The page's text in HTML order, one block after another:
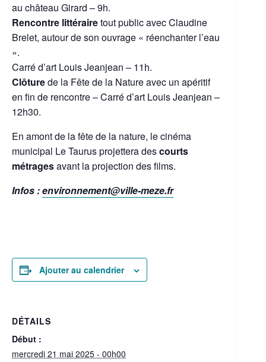
au château Girard – 9h.
Rencontre littérairetout public avec Claudine
Brelet, autour de son ouvrage « réenchanter l’eau
».
Carré d’art Louis Jeanjean – 11h.
Clôturede la Fête de la Nature avec un apéritif
en fin de rencontre – Carré d’art Louis Jeanjean –
12h30.
En amont de la fête de la nature, le cinéma
municipal Le Taurus projettera descourts
métragesavant la projection des films.
Infos :environnement@ville-meze.fr
Ajouter au calendrier
DÉTAILS
Début :
mercredi 21 mai 2025 - 00h00